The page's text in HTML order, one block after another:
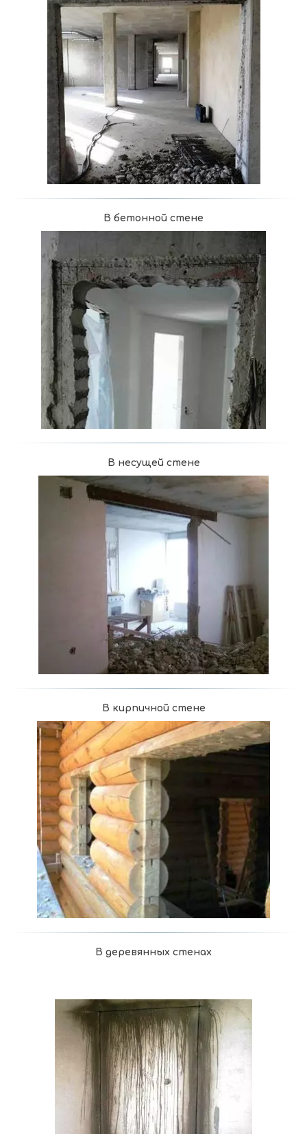
В бетонной стене
В несущей стене
В кирпичной стене
В деревянных стенах